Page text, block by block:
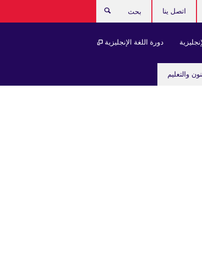
والتعليم
دورة اللغة الإنجليزية
اتصل ينا